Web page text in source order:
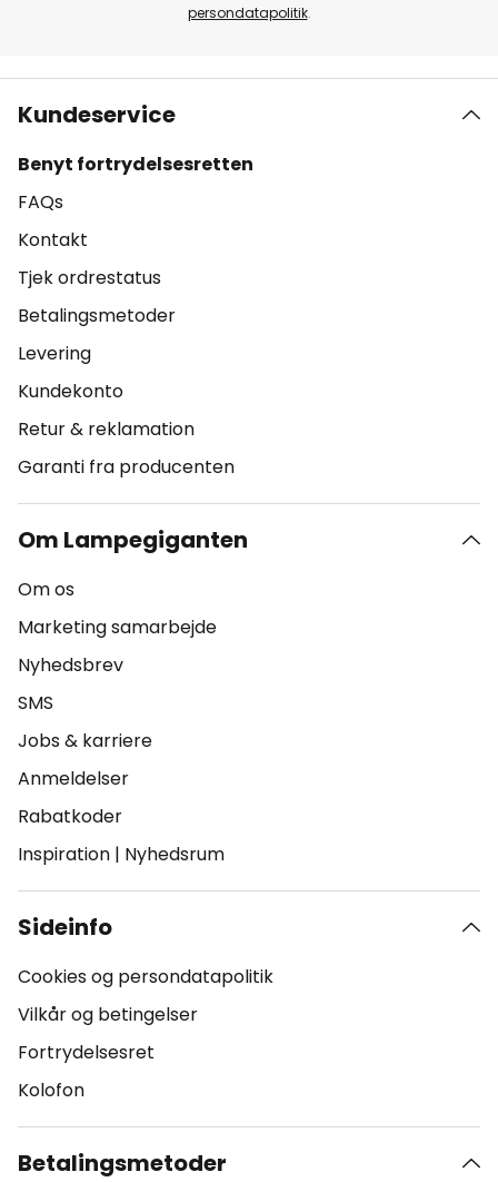
persondatapolitik.
Kundeservice
Benyt fortrydelsesretten
FAQs
Kontakt
Tjek ordrestatus
Betalingsmetoder
Levering
Kundekonto
Retur & reklamation
Garanti fra producenten
Om Lampegiganten
Om os
Marketing samarbejde
Nyhedsbrev
SMS
Jobs & karriere
Anmeldelser
Rabatkoder
Inspiration | Nyhedsrum
Sideinfo
Cookies og persondatapolitik
Vilkår og betingelser
Fortrydelsesret
Kolofon
Betalingsmetoder